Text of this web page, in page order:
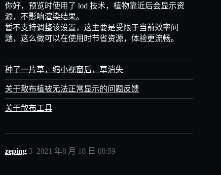
你好，预览时使用了 lod 技术，植物靠近后会显示资
源，不影响渲染结果。
暂不支持调整该设置，这主要是受限于当前效率问
题，这么做可以在使用时节省资源，体验更流畅。
种了一片草，缩小视窗后，草消失
关于散布植被无法正常显示的问题反馈
关于散布工具
zeping 2021 年8 月 18 日 08:59
3